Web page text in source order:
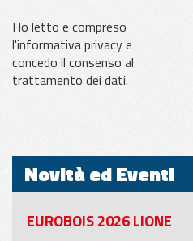
Ho letto e compreso
l'informativa privacy e
concedo il consenso al
trattamento dei dati.
Novità ed Eventi
EUROBOIS 2026 LIONE